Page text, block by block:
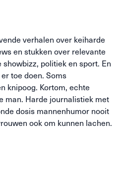
verhalen over keiharde
en stukken over relevante
politiek en sport. En
er toe doen. Soms
knipoog. Kortom, echte
man. Harde journalistiek met
dosis mannenhumor nooit
ook om kunnen lachen.